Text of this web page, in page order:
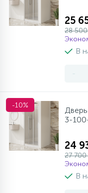
25
28
В
-
-10%
3-
24
27 700
В